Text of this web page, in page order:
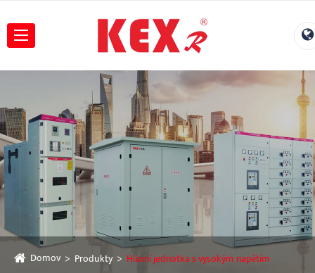
Domov Produkty Hlavní jednotka s vysokým napětím